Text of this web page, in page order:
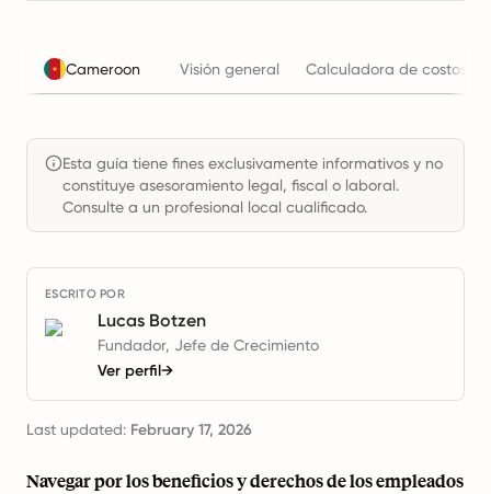
Cameroon Visión general Calculadora de costos
Esta guía tiene fines exclusivamente informativos y no
constituye asesoramiento legal, fiscal o laboral.
Consulte a un profesional local cualificado.
ESCRITO POR
Lucas Botzen
Fundador, Jefe de Crecimiento
Ver perfil→
Last updated: February 17, 2026
Navegar por los beneficios y derechos de los empleados